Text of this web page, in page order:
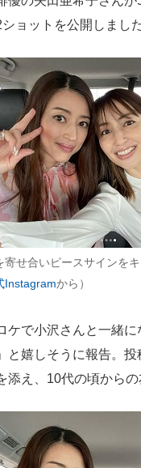
ショットを公開しまし
寄せ合いピースサインを
Instagramから）
で小沢さんと一緒に
と嬉しそうに報告。
添え、10代の頃から